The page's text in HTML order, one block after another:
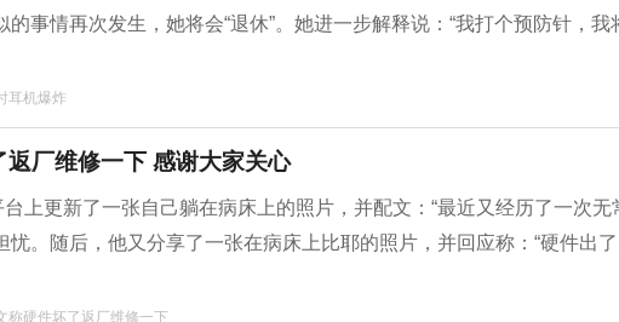
事情再次发生，她将会“退休”。她进一步解释说：“我打个预防针，我
耳机爆炸
厂维修一下 感谢大家关心
上更新了一张自己躺在病床上的照片，并配文：“最近又经历了一次无
忧。随后，他又分享了一张在病床上比耶的照片，并回应称：“硬件出
称硬件坏了返厂维修一下